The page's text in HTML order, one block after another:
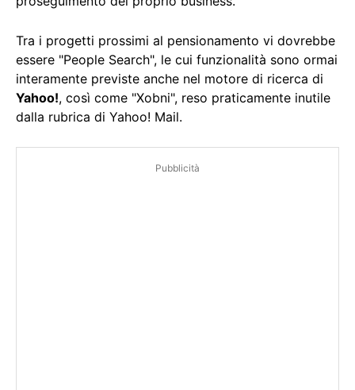
Tra i progetti prossimi al pensionamento vi dovrebbe
essere "People Search", le cui funzionalità sono ormai
interamente previste anche nel motore di ricerca di
Yahoo!, così come "Xobni", reso praticamente inutile
dalla rubrica di Yahoo! Mail.
Pubblicità